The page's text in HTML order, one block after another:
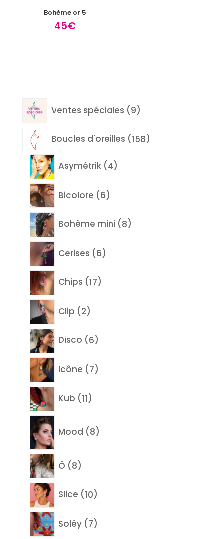
Bohème or 5
45€
Ventes spéciales 99
produits
Boucles d'oreilles 158158
Asymétrik 44
Bicolore
66
produits
Bohème mini
88
Cerises
66
produits
Chips 1717
Clip
22
produits
Disco
66
Icône
77
produits
Kub 1111
Mood 8produits
Ô 88
produits
Slice 1010
Soléy 77
produits